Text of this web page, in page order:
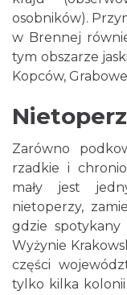
osobników).
w Brennej
tym obszarze
Kopców,
Zarówno
rzadkie i
mały jest
nietoperzy,
gdzie
Wyżynie
części
tylko kilka